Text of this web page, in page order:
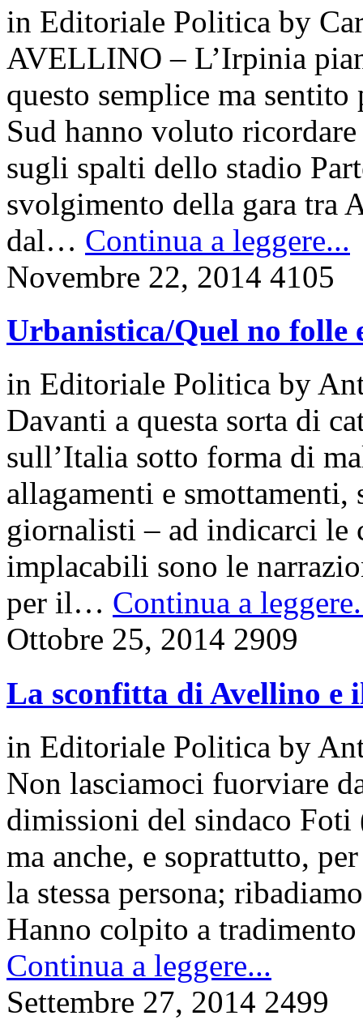
in Editoriale Politica by
AVELLINO – L’Irpinia
questo semplice ma
Sud hanno voluto
sugli spalti dello stadio
svolgimento della gara tra
dal… Continua a leggere...
Novembre 22, 2014 4105
Urbanistica/Quel no folle
in Editoriale Politica by
Davanti a questa sorta di
sull’Italia sotto forma di
allagamenti e
giornalisti – ad indicarci le
implacabili sono le
per il… Continua a
Ottobre 25, 2014 2909
La sconfitta di Avellino e
in Editoriale Politica by
Non lasciamoci fuorviare
dimissioni del sindaco Foti
ma anche, e soprattutto,
la stessa persona;
Hanno colpito a
Continua a leggere...
Settembre 27, 2014 2499